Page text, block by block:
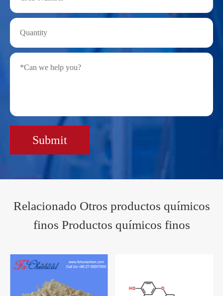
Submit
Relacionado Otros productos químicos
finos Productos químicos finos